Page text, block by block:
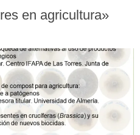
en agricultura»